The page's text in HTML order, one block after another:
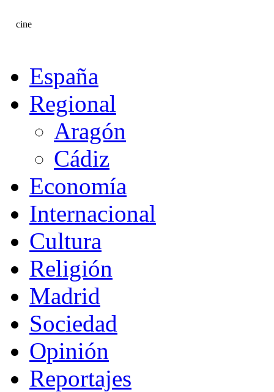
cine
España
Regional
Aragón
Cádiz
Economía
Internacional
Cultura
Religión
Madrid
Sociedad
Opinión
Reportajes